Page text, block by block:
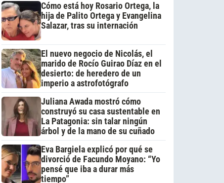
Cómo está hoy Rosario Ortega, la
hija de Palito Ortega y Evangelina
Salazar, tras su internación
El nuevo negocio de Nicolás, el
marido de Rocío Guirao Díaz en el
desierto: de heredero de un
imperio a astrofotógrafo
Juliana Awada mostró cómo
construyó su casa sustentable en
La Patagonia: sin talar ningún
árbol y de la mano de su cuñado
Eva Bargiela explicó por qué se
divorció de Facundo Moyano: “Yo
pensé que iba a durar más
tiempo”